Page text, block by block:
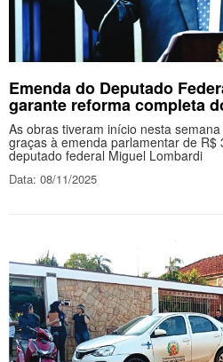
Emenda do Deputado
garante reforma completa
As obras tiveram início nesta
graças à emenda parlamentar de R$
deputado federal Miguel Lombardi
Data: 08/11/2025